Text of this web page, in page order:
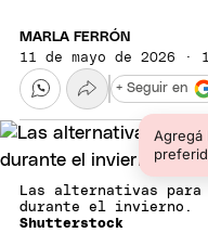
MARLA FERRÓN
11 de mayo de 2026 ·
Agregá
+ Seguir en
Las alternativas para
durante el invierno.
Shutterstock